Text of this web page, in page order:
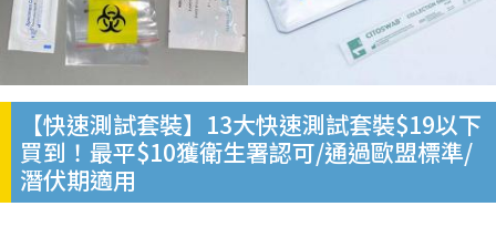
【快速測試套裝】13大快速測試套裝$19以下
買到！最平$10獲衛生署認可/通過歐盟標準/
潛伏期適用